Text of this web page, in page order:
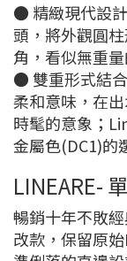
● 精緻現代設
頭，將外觀圓
角，看似無重
● 雙重形式結
柔和意味，在
時髦的意象；
金屬色(DC1)的
LINEARE-
暢銷十年不敗
改款，保留原